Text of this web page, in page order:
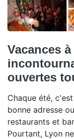
Vacances
ouvertes
Chaque été,
bonne adresse
restaurants et
Pourtant, Lyon